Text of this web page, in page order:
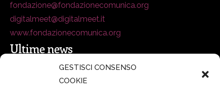
GESTISCI CONSENSO
COOKIE
fondazione@fondazionecomunica.org
digitalmeet@digitalmeet.it
www.fondazionecomunica.org
Ultime news
secsolutionforum 2026: è Bologna la nuova capitale